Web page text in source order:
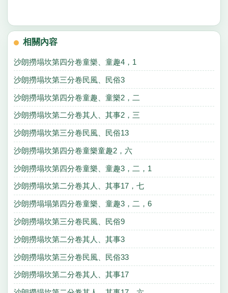
相關內容
沙朗撈塌坎第四分卷童樂、童趣4，1
沙朗撈塌坎第三分卷民風、民俗3
沙朗撈塌坎第四分卷童趣、童樂2，二
沙朗撈塌坎第二分卷其人、其事2，三
沙朗撈塌坎第三分卷民風、民俗13
沙朗撈塌坎第四分卷童樂童趣2，六
沙朗撈塌坎第四分卷童樂、童趣3，二，1
沙朗撈塌坎第二分卷其人、其事17，七
沙朗撈塌塌第四分卷童樂、童趣3，二，6
沙朗撈塌坎第三分卷民風、民俗9
沙朗撈塌坎第二分卷其人、其事3
沙朗撈塌坎第三分卷民風、民俗33
沙朗撈塌坎第二分卷其人、其事17